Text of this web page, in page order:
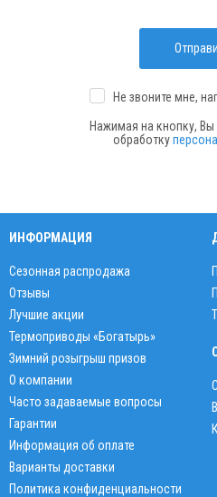
Не звоните мне,
Нажимая на кнопку, Вы
обработку
ИНФОРМАЦИЯ
Сезонная распродажа
Отзывы
Лучшие акции
Термоприводы «Богатырь»
Зимний розыгрыш призов
О компании
Часто задаваемые вопросы
Гарантии
Информация об оплате
Варианты доставки
Политика конфиденциальности